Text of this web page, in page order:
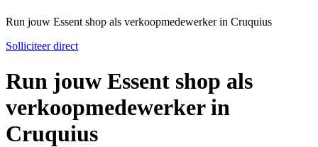
Run jouw Essent shop als verkoopmedewerker in Cruquius
Solliciteer direct
Run jouw Essent shop als
verkoopmedewerker in
Cruquius